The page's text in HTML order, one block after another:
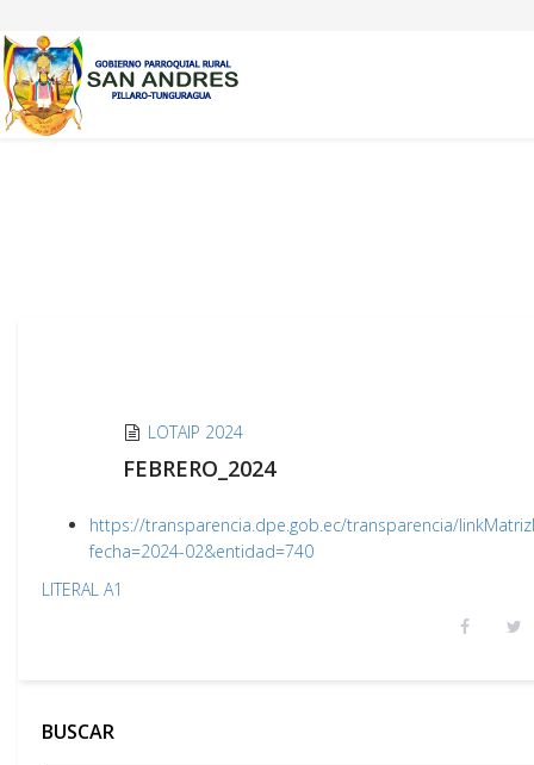
LOTAIP 2024
FEBRERO_2024
https://transparencia.dpe.gob.ec/transparencia/
fecha=2024-02&entidad=740
LITERAL A1
BUSCAR